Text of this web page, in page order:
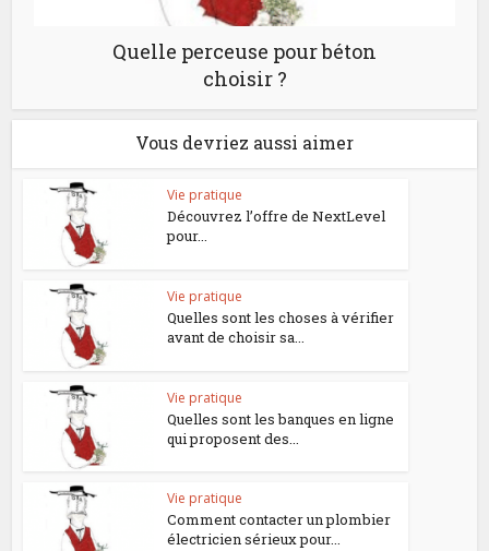
Quelle perceuse pour béton
choisir ?
Vous devriez aussi aimer
Vie pratique
Découvrez l’offre de NextLevel
pour...
Vie pratique
Quelles sont les choses à vérifier
avant de choisir sa...
Vie pratique
Quelles sont les banques en ligne
qui proposent des...
Vie pratique
Comment contacter un plombier
électricien sérieux pour...